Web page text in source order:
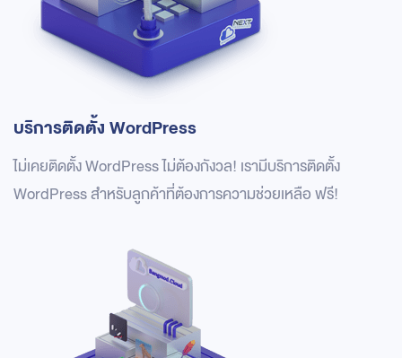
บริการติดตั้ง WordPress
ไม่เคยติดตั้ง WordPress ไม่ต้องกังวล! เรามีบริการติดตั้ง
WordPress สำหรับลูกค้าที่ต้องการความช่วยเหลือ ฟรี!